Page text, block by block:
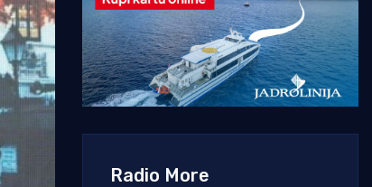
Radio More